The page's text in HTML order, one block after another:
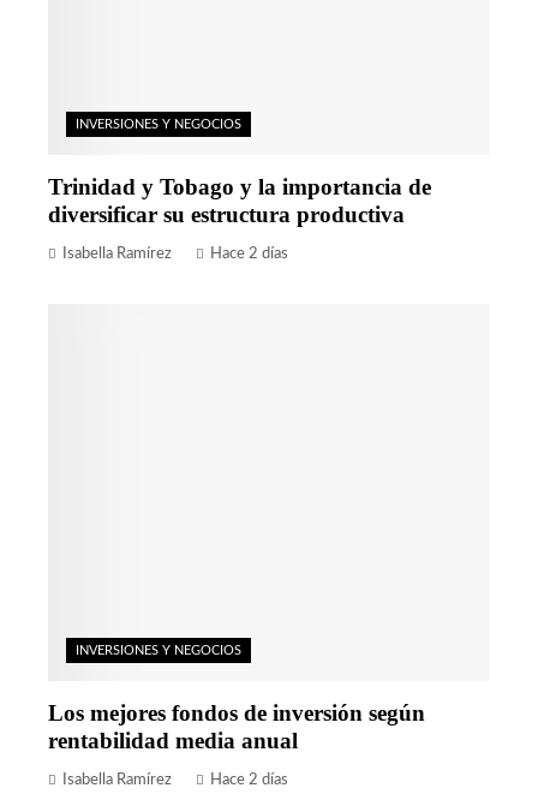
INVERSIONES Y NEGOCIOS
Trinidad y Tobago y la importancia de
diversificar su estructura productiva
Isabella Ramírez Hace 2 días
INVERSIONES Y NEGOCIOS
Los mejores fondos de inversión según
rentabilidad media anual
Isabella Ramírez Hace 2 días